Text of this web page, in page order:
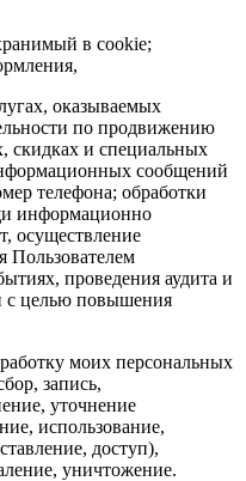
в cookie;
оказываемых
по продвижению
скидках и специальных
сообщений
телефона; обработки
информационно
осуществление
Пользователем
проведения аудита и
с целью повышения
моих персональных
запись,
уточнение
использование,
доступ),
уничтожение.